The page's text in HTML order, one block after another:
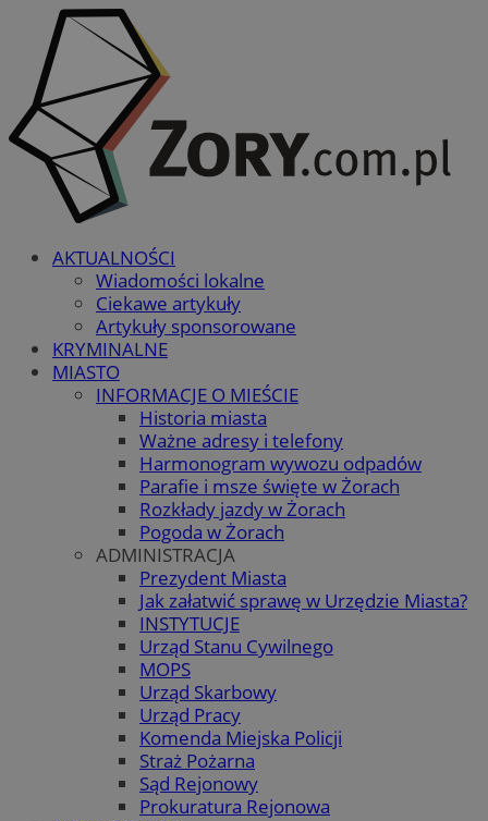
AKTUALNOŚCI
Wiadomości lokalne
Ciekawe artykuły
Artykuły sponsorowane
KRYMINALNE
MIASTO
INFORMACJE O MIEŚCIE
Historia miasta
Ważne adresy i telefony
Harmonogram wywozu odpadów
Parafie i msze święte w Żorach
Rozkłady jazdy w Żorach
Pogoda w Żorach
ADMINISTRACJA
Prezydent Miasta
Jak załatwić sprawę w Urzędzie Miasta?
INSTYTUCJE
Urząd Stanu Cywilnego
MOPS
Urząd Skarbowy
Urząd Pracy
Komenda Miejska Policji
Straż Pożarna
Sąd Rejonowy
Prokuratura Rejonowa